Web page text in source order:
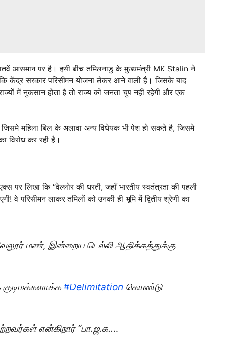
आसमान पर है। इसी बीच तमिलनाडु के मुख्यमंत्री MK Stalin ने
केंद्र सरकार परिसीमन योजना लेकर आने वाली है। जिसके बाद
में नुकसान होता है तो राज्य की जनता चुप नहीं रहेगी और एक
महिला बिल के अलावा अन्य विधेयक भी पेश हो सकते है, जिसमे
विरोध कर रही है।
पर लिखा कि “वेल्लोर की धरती, जहाँ भारतीय स्वतंत्रता की पहली
वे परिसीमन लाकर तमिलों को उनकी ही भूमि में द्वितीय श्रेणी का
வேலூர் மண், இன்றைய டெல்லி ஆதிக்கத்துக்கு
#Delimitation கொண்டு
என்கிறார் “பா.ஜ.க.…